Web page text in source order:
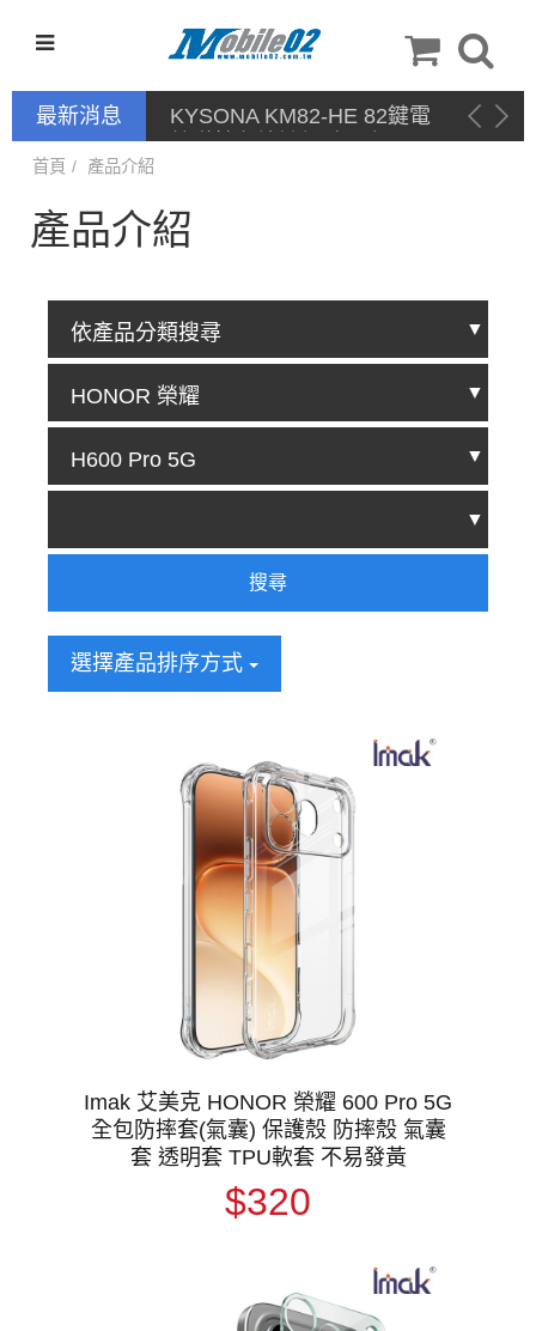
最新消息 停產通告
首頁 產品介紹
產品介紹
搜尋
選擇產品排序方式
Imak 艾美克 HONOR 榮耀 600 Pro 5G
全包防摔套(氣囊) 保護殼 防摔殼 氣囊
套 透明套 TPU軟套 不易發黃
$320